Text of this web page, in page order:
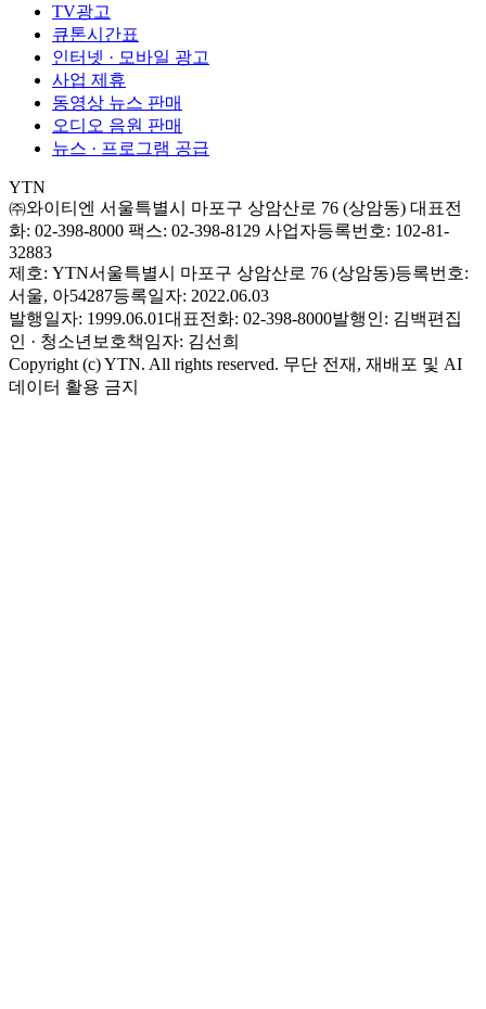
TV광고
큐톤시간표
인터넷 · 모바일 광고
사업 제휴
동영상 뉴스 판매
오디오 음원 판매
뉴스 · 프로그램 공급
YTN
㈜와이티엔 서울특별시 마포구 상암산로 76 (상암동) 대표전
화: 02-398-8000 팩스: 02-398-8129 사업자등록번호: 102-81-
32883
제호: YTN서울특별시 마포구 상암산로 76 (상암동)등록번호:
서울, 아54287등록일자: 2022.06.03
발행일자: 1999.06.01대표전화: 02-398-8000발행인: 김백편집
인 · 청소년보호책임자: 김선희
Copyright (c) YTN. All rights reserved. 무단 전재, 재배포 및 AI
데이터 활용 금지